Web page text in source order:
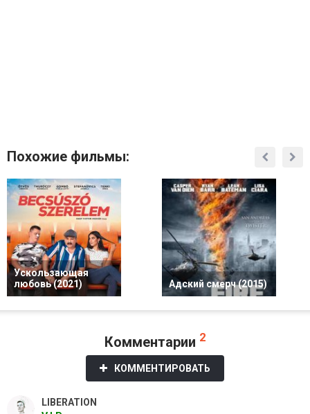
Похожие фильмы:
Ускользающая
любовь (2021)
Адский смерч (2015)
Комментарии 2
КОММЕНТИРОВАТЬ
LIBERATION